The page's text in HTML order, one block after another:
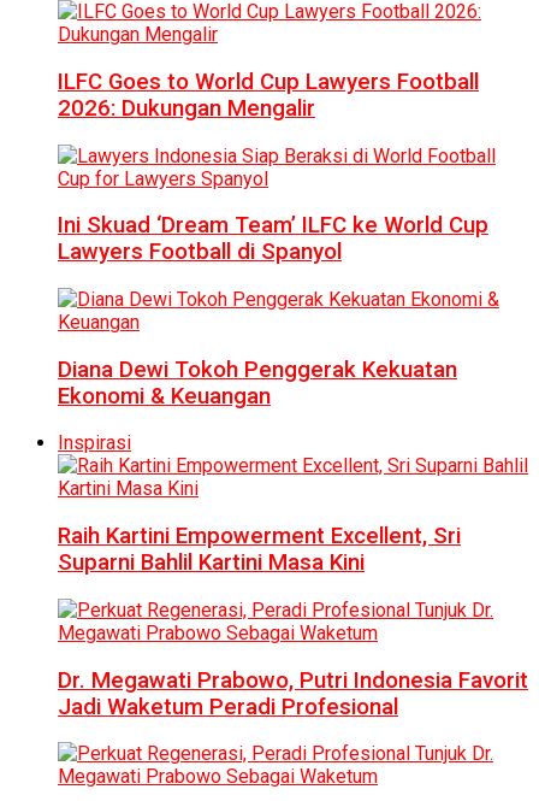
ILFC Goes to World Cup Lawyers Football
2026: Dukungan Mengalir
Ini Skuad ‘Dream Team’ ILFC ke World Cup
Lawyers Football di Spanyol
Diana Dewi Tokoh Penggerak Kekuatan
Ekonomi & Keuangan
Inspirasi
Raih Kartini Empowerment Excellent, Sri
Suparni Bahlil Kartini Masa Kini
Dr. Megawati Prabowo, Putri Indonesia Favorit
Jadi Waketum Peradi Profesional